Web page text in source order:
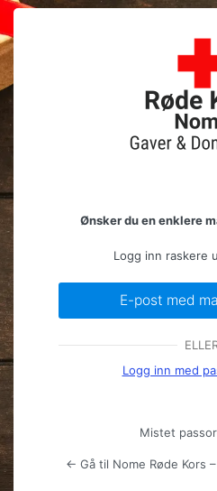
Logg
inn
//DEBUG: 1 Invalid or
!found!) Refresh
Ønsker du en enklere
Logg inn raskere
E-post med
Logg inn med
Mistet
← Gå til Nome Røde Kors